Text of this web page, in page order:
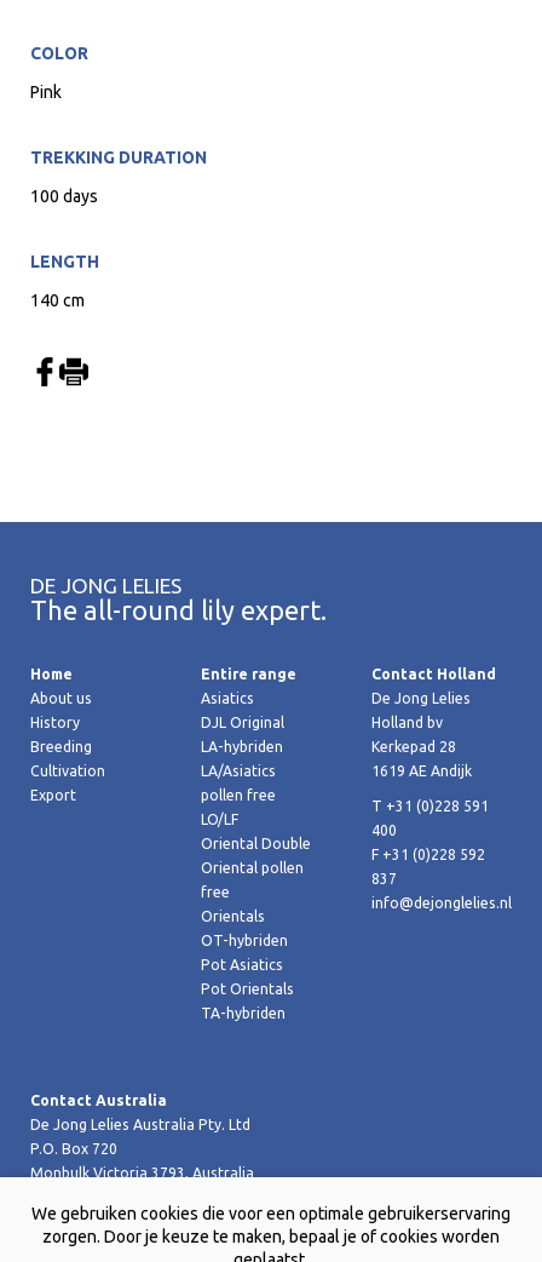
COLOR
Pink
TREKKING DURATION
100 days
LENGTH
140 cm
DE JONG LELIES
The all-round lily expert.
Home
About us
History
Breeding
Cultivation
Export
Entire range
Asiatics
DJL Original
LA-hybriden
LA/Asiatics
pollen free
LO/LF
Oriental Double
Oriental pollen
free
Orientals
OT-hybriden
Pot Asiatics
Pot Orientals
TA-hybriden
Contact Holland
De Jong Lelies
Holland bv
Kerkepad 28
1619 AE Andijk
T +31 (0)228 591
400
F +31 (0)228 592
837
info@dejonglelies.nl
Contact Australia
De Jong Lelies Australia Pty. Ltd
P.O. Box 720
Monbulk Victoria 3793, Australia
T +61 (0)359 619 188
F +61 (0)359 619 199 joost@dejongleliesaustralia.com.au
We gebruiken cookies die voor een optimale gebruikerservaring
zorgen. Door je keuze te maken, bepaal je of cookies worden